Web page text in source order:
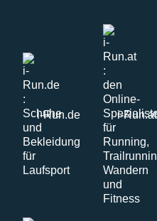
i-Run.de i-Run.at